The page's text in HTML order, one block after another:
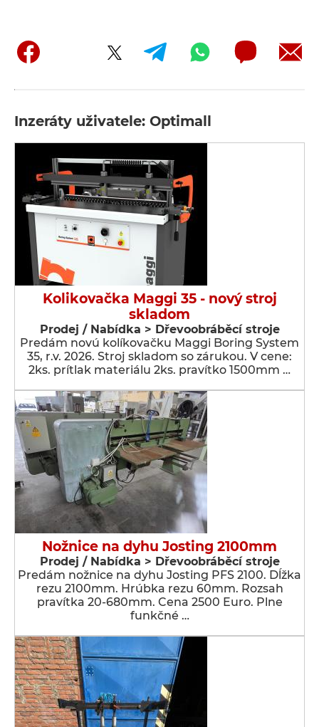
Inzeráty uživatele: Optimall
Kolikovačka Maggi 35 - nový stroj
skladom
Prodej / Nabídka > Dřevoobráběcí stroje
Predám novú kolíkovačku Maggi Boring System
35, r.v. 2026. Stroj skladom so zárukou. V cene:
2ks. prítlak materiálu 2ks. pravítko 1500mm …
Nožnice na dyhu Josting 2100mm
Prodej / Nabídka > Dřevoobráběcí stroje
Predám nožnice na dyhu Josting PFS 2100. Dĺžka
rezu 2100mm. Hrúbka rezu 60mm. Rozsah
pravítka 20-680mm. Cena 2500 Euro. Plne
funkčné …